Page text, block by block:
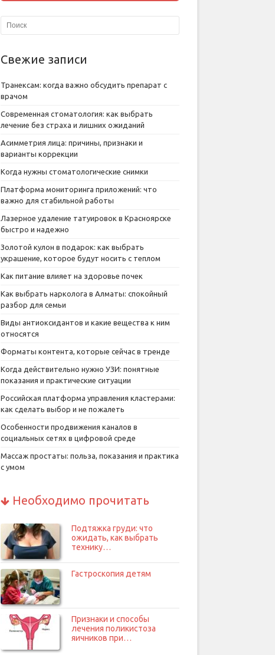
Свежие записи
Транексам: когда важно обсудить препарат с
врачом
Современная стоматология: как выбрать
лечение без страха и лишних ожиданий
Асимметрия лица: причины, признаки и
варианты коррекции
Когда нужны стоматологические снимки
Платформа мониторинга приложений: что
важно для стабильной работы
Лазерное удаление татуировок в Красноярске
быстро и надежно
Золотой кулон в подарок: как выбрать
украшение, которое будут носить с теплом
Как питание влияет на здоровье почек
Как выбрать нарколога в Алматы: спокойный
разбор для семьи
Виды антиоксидантов и какие вещества к ним
относятся
Форматы контента, которые сейчас в тренде
Когда действительно нужно УЗИ: понятные
показания и практические ситуации
Российская платформа управления кластерами:
как сделать выбор и не пожалеть
Особенности продвижения каналов в
социальных сетях в цифровой среде
Массаж простаты: польза, показания и практика
с умом
Необходимо прочитать
Подтяжка груди: что
ожидать, как выбрать
технику…
Гастроскопия детям
Признаки и способы
лечения поликистоза
яичников при…